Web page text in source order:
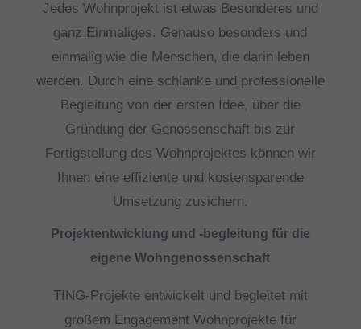
Jedes Wohnprojekt ist etwas Besonderes und
ganz Einmaliges. Genauso besonders und
einmalig wie die Menschen, die darin leben
werden. Durch eine schlanke und professionelle
Begleitung von der ersten Idee, über die
Gründung der Genossenschaft bis zur
Fertigstellung des Wohnprojektes können wir
Ihnen eine effiziente und kostensparende
Umsetzung zusichern.
Projektentwicklung und -begleitung für die
eigene Wohngenossenschaft
TING-Projekte entwickelt und begleitet mit
großem Engagement Wohnprojekte für